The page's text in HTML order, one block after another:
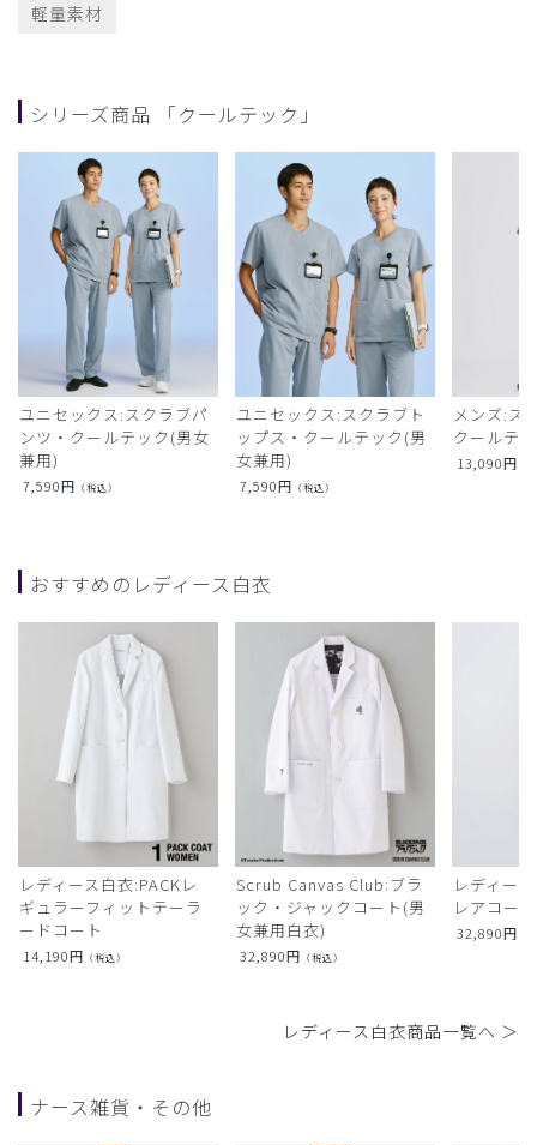
軽量素材
シリーズ商品 「クールテック」
ユニセックス:スクラブパ
ンツ・クールテック(男女
兼用)
7,590円 （税込）
ユニセックス:スクラブト
ップス・クールテック(男
女兼用)
7,590円 （税込）
メンズ:ス
クールテ
13,090円
おすすめのレディース白衣
レディース白衣:PACKレ
ギュラーフィットテーラ
ードコート
14,190円 （税込）
Scrub Canvas Club:ブラ
ック・ジャックコート(男
女兼用白衣)
32,890円 （税込）
レディー
レアコート
32,890円
レディース白衣商品一覧へ ＞
ナース雑貨・その他